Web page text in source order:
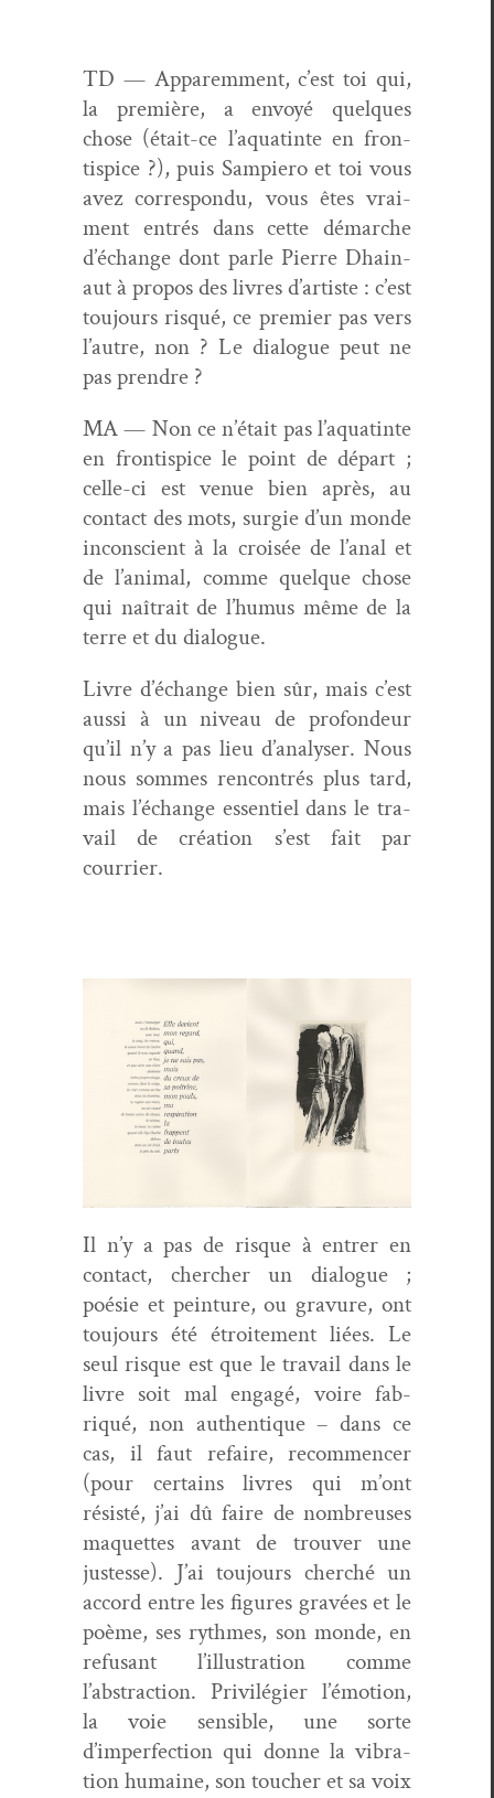
TD — Apparem­ment, c’est toi qui,
la pre­mière, a envoyé quelques
chose (était-ce l’aquatinte en fron­
tispice ?), puis Sampiero et toi vous
avez cor­re­spon­du, vous êtes vrai­
ment entrés dans cette démarche
d’échange dont par­le Pierre Dhain­
aut à pro­pos des livres d’artiste : c’est
tou­jours risqué, ce pre­mier pas vers
l’autre, non ? Le dia­logue peut ne
pas prendre ?
MA — Non ce n’était pas l’aquatinte
en fron­tispice le point de départ ;
celle-ci est venue bien après, au
con­tact des mots, surgie d’un monde
incon­scient à la croisée de l’anal et
de l’animal, comme quelque chose
qui naî­trait de l’humus même de la
terre et du dialogue.
Livre d’échange bien sûr, mais c’est
aus­si à un niveau de pro­fondeur
qu’il n’y a pas lieu d’analyser. Nous
nous sommes ren­con­trés plus tard,
mais l’échange essen­tiel dans le tra­
vail de créa­tion s’est fait par
courrier.
Il n’y a pas de risque à entr­er en
con­tact, chercher un dia­logue ;
poésie et pein­ture, ou gravure, ont
tou­jours été étroite­ment liées. Le
seul risque est que le tra­vail dans le
livre soit mal engagé, voire fab­
riqué, non authen­tique – dans ce
cas, il faut refaire, recom­mencer
(pour cer­tains livres qui m’ont
résisté, j’ai dû faire de nom­breuses
maque­ttes avant de trou­ver une
justesse). J’ai tou­jours cher­ché un
accord entre les fig­ures gravées et le
poème, ses rythmes, son monde, en
refu­sant l’illustration comme
l’abstraction. Priv­ilégi­er l’émotion,
la voie sen­si­ble, une sorte
d’imperfection qui donne la vibra­
tion humaine, son touch­er et sa voix